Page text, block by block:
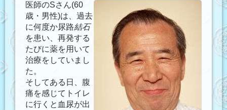
医師のSさん(60
歳・男性)は、過去
に何度か尿路結石
を患い、再発する
たびに薬を用いて
治療をしていまし
た。
そしてある日、腹
痛を感じてトイレ
に行くと血尿が出